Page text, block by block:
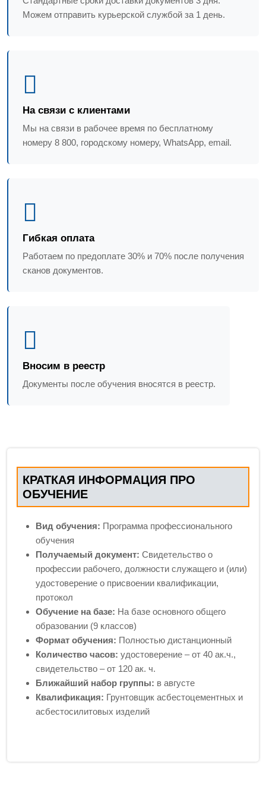
Можем отправить курьерской службой за 1 день.
На связи с клиентами
Мы на связи в рабочее время по бесплатному
номеру 8 800, городскому номеру, WhatsApp, email.
Гибкая оплата
Работаем по предоплате 30% и 70% после получения
сканов документов.
Вносим в реестр
Документы после обучения вносятся в реестр.
КРАТКАЯ ИНФОРМАЦИЯ ПРО
ОБУЧЕНИЕ
Вид обучения: Программа профессионального
обучения
Получаемый документ: Свидетельство о
профессии рабочего, должности служащего и (или)
удостоверение о присвоении квалификации,
протокол
Обучение на базе: На базе основного общего
образовании (9 классов)
Формат обучения: Полностью дистанционный
Количество часов: удостоверение – от 40 ак.ч.,
свидетельство – от 120 ак. ч.
Ближайший набор группы: в августе
Квалификация: Грунтовщик асбестоцементных и
асбестосилитовых изделий